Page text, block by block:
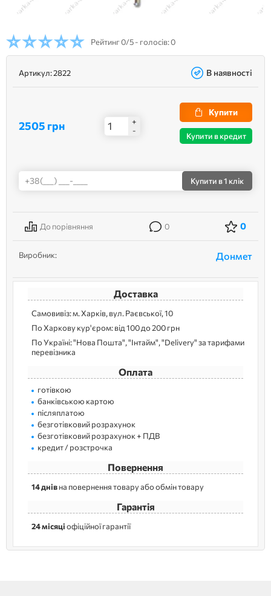
Рейтинг0/5 - голосів: 0
Артикул:2822 В наявності
2505 грн
+
-
Купити
Купити в кредит
Купити в 1 клік
До порівняння 0 0
Виробник: Донмет
Доставка
Самовивіз: м. Харків, вул. Раєвської, 10
По Харкову кур'єром: від 100 до 200 грн
По Україні: "Нова Пошта", "Інтайм", "Delivery" за тарифами
перевізника
Оплата
готівкою
банківською картою
післяплатою
безготівковий розрахунок
безготівковий розрахунок + ПДВ
кредит / розстрочка
Повернення
14 днівна повернення товару або обмін товару
Гарантія
24 місяціофіційної гарантії